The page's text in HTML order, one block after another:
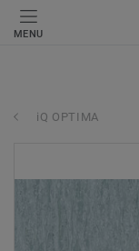
MENU
iQ OPTIMA